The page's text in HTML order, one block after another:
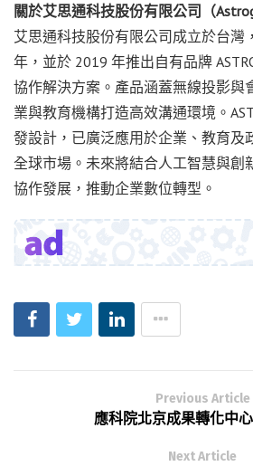
關於艾思通科技股份有限公司（
艾思通科技股份有限公司成立於台灣
年，並於 2019 年推出自有品牌
協作解決方案。產品涵蓋無線投影與
業與教育機構打造高效溝通環境。
發設計，已廣泛應用於企業、教育及
全球市場。未來將結合人工智慧與創
協作發展，推動企業數位轉型。
Previous Article
應科院北京成果轉化中
Next Article